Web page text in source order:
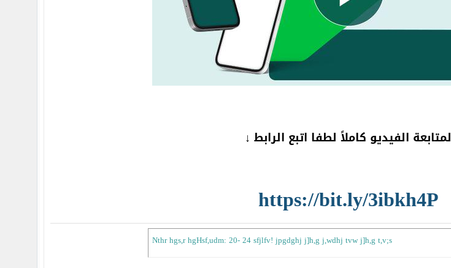
لمتابعة الفيديو كاملاً لطفا اتبع الرابط ↓
https://bit.ly/3ibkh4P
Nthr hgs,r hgHsf,udm: 20- 24 sfjlfv! jpgdghj j]h,g j,wdhj tvw j]h,g t,v;s